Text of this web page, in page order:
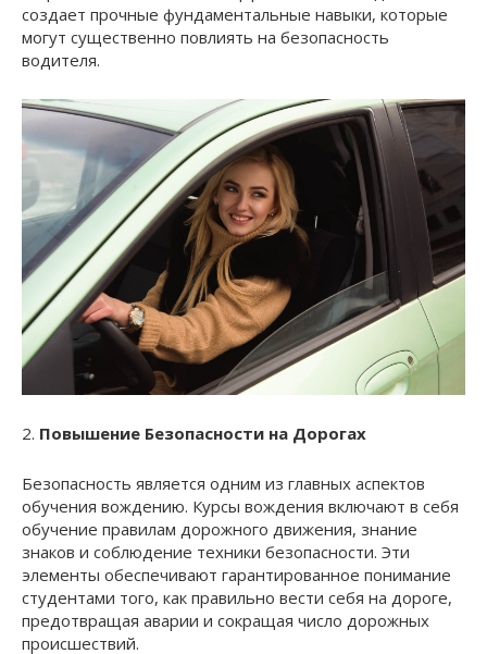
создает прочные фундаментальные навыки, которые
могут существенно повлиять на безопасность
водителя.
2. Повышение Безопасности на Дорогах
Безопасность является одним из главных аспектов
обучения вождению. Курсы вождения включают в себя
обучение правилам дорожного движения, знание
знаков и соблюдение техники безопасности. Эти
элементы обеспечивают гарантированное понимание
студентами того, как правильно вести себя на дороге,
предотвращая аварии и сокращая число дорожных
происшествий.